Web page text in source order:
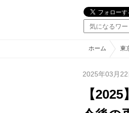
ホーム 東
2025年03月22
【